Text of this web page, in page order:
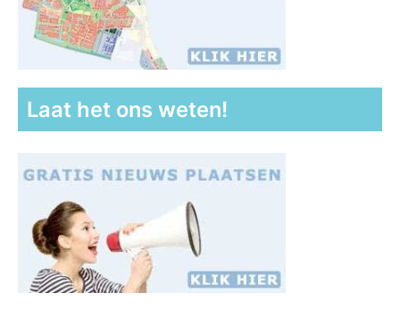
Laat het ons weten!